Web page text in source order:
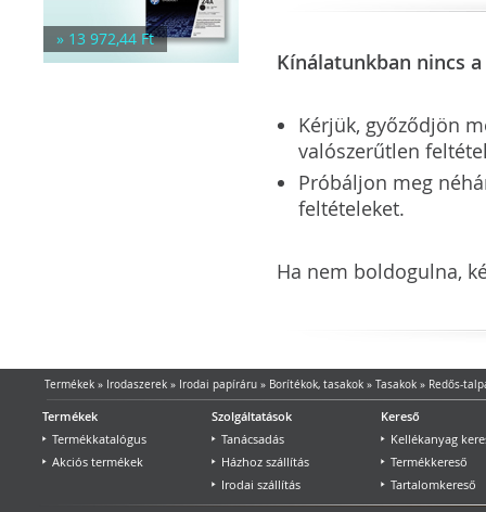
» 13 972,44 Ft
Kínálatunkban nincs
Kérjük, győződjön
valószerűtlen
Próbáljon meg
feltételeket.
Ha nem boldogulna,
Termékek» Irodaszerek» Irodai papíráru» Borítékok, tasakok» Tasakok» Redős-
Termékek
Termékkatalógus
Akciós termékek
Szolgáltatások
Tanácsadás
Házhoz szállítás
Irodai szállítás
Kereső
Kellékanyag
Termékkereső
Tartalomkereső